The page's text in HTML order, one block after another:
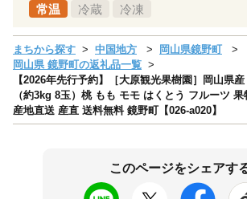
常温 冷蔵 冷凍
まちから探す 中国地方
岡山県鏡野町
岡山県 鏡野町の返礼品一覧
【2026年先行予約】［大原観光果樹園］岡山県
（約3kg 8玉）桃 もも モモ はくとう フルーツ
産地直送 産直 送料無料 鏡野町【026-a020】
このページをシェアす